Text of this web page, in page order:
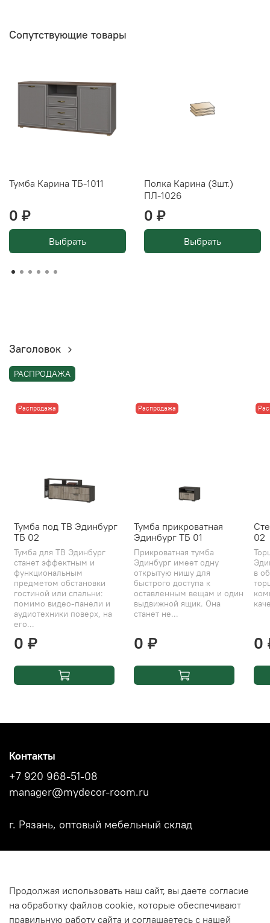
Сопутствующие товары
Тумба Карина ТБ-1011
0 ₽
Выбрать
Полка Карина (3шт.)
ПЛ-1026
0 ₽
Выбрать
Заголовок
РАСПРОДАЖА
Распродажа
Тумба под ТВ Эдинбург
ТБ 02
Тумба для ТВ Эдинбург
станет эффектным и
функциональным
предметом обстановки
гостиной или спальни:
помимо видео-панели и
аудиотехники поверх, на
его...
0 ₽
Распродажа
Тумба прикроватная
Эдинбург ТБ 01
Прикроватная тумба
Эдинбург имеет одну
открытую нишу для
быстрого доступа к
оставленным вещам и один
выдвижной ящик. Она
станет не...
0 ₽
02
в
0
Новости
Каталоги фабрик
Контакты
+7 920 968-51-08
manager@mydecor-room.ru
г. Рязань, оптовый мебельный склад
Продолжая использовать наш сайт, вы даете согласие
на обработку файлов cookie, которые обеспечивают
правильную работу сайта и соглашаетесь с нашей